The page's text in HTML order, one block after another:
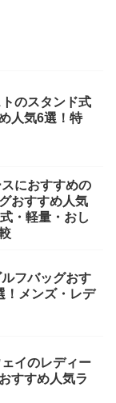
トのスタンド式
人気6選！特
スにおすすめの
おすすめ人気
・軽量・おし
ルフバッグおす
！メンズ・レデ
ェイのレディー
すすめ人気ラ